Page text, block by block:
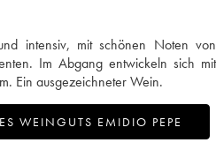
intensiv, mit schönen Noten von
Im Abgang entwickeln sich mit
Ein ausgezeichneter Wein.
WEINGUTS EMIDIO PEPE